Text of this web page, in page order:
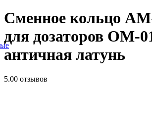
Сменное кольцо
для дозаторов OM-
античная латунь
5.00 отзывов